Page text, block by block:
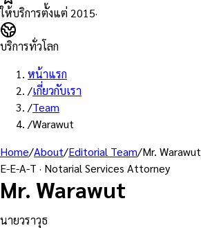
ให้บริการตั้งแต่ 2015·
บริการทั่วโลก
หน้าแรก
/เกี่ยวกับเรา
/Team
/Warawut
Home/About/Editorial Team/Mr. Warawut
E-E-A-T · Notarial Services Attorney
Mr. Warawut
นายวราวุธ